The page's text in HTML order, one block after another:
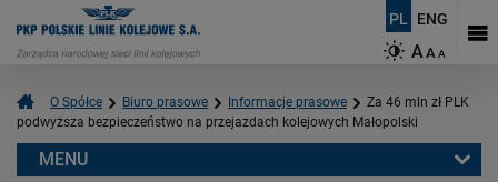
PL ENG
AAA
O Spółce Biuro prasowe Informacje prasowe
Za 46 mln zł PLK
podwyższa bezpieczeństwo na przejazdach kolejowych Małopolski
MENU